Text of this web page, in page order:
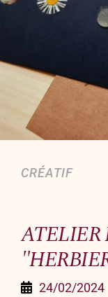
Organiser un
Nous contacter
CRÉATIF
ATELIER
24/02/2024